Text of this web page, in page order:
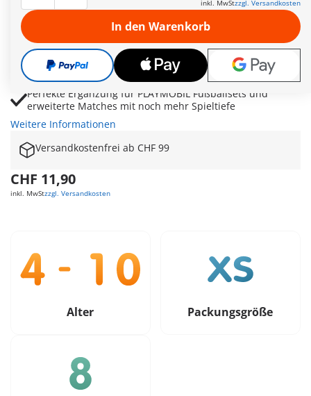
realistische Pässe und kraftvolle Torschüsse
Individuell gestaltbare Trikots mit Nummern-Stickern für
persönliche Teams und eigene Fußballstars
Ideal für kreative Aufstellungen, spannende Turniere und
fantasievolle Fußball-Rollenspiele
Perfekte Ergänzung für PLAYMOBIL Fußballsets und
erweiterte Matches mit noch mehr Spieltiefe
Weitere Informationen
Versandkostenfrei ab CHF 99
CHF 11,90
inkl. MwStzzgl. Versandkosten
inkl. MwStzzgl. Versandkosten
In den Warenkorb
Alter Packungsgröße